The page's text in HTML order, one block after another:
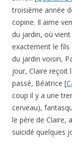
troisième année
copine. Il aime
du jardin, où vient
exactement le fils
du jardin voisin,
jour, Claire reçoit
passé, Béatrice [
coup il y a une
cerveau),
le père de Claire,
suicidé quelques